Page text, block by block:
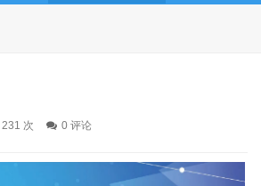
次 0 评论